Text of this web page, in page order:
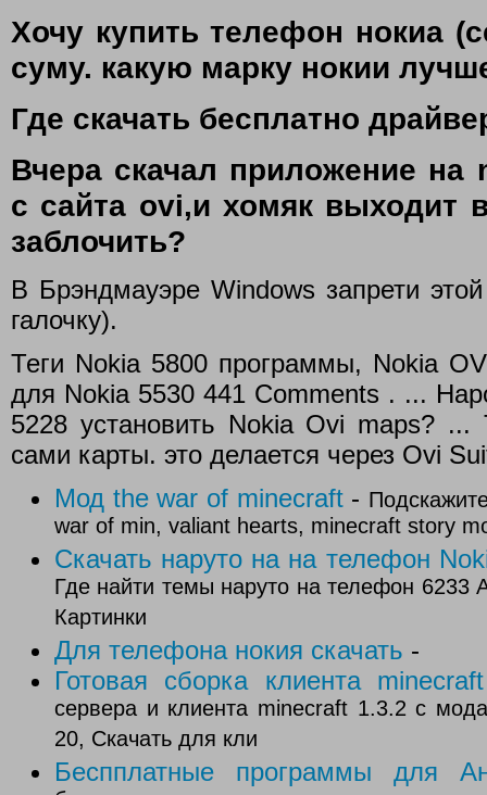
Хочу купить телефон нокиа
суму. какую марку нокии
Где скачать бесплатно
Вчера скачал приложение на
с сайта ovi,и хомяк выходит
заблочить?
В Брэндмауэре Windows запрети
галочку).
Теги Nokia 5800 программы, Nokia
для Nokia 5530 441 Comments . ...
5228 установить Nokia Ovi maps?
сами карты. это делается через Ovi
Мод the war of minecraft-
war of min, valiant hearts, minecraft story
Скачать наруто на на телефон
Где найти темы наруто на телефон 6233
Картинки
Для телефона нокия скачать -
Готовая сборка клиента
сервера и клиента minecraft 1.3.2 с
20, Скачать для кли
Беспплатные программы для